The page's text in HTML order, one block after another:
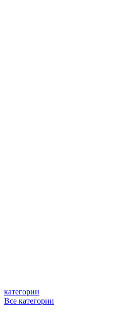
категории
Все категории